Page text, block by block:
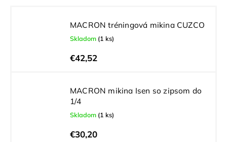
MACRON tréningová mikina CUZCO
Skladom (1 ks)
€42,52
MACRON mikina Isen so zipsom do
1/4
Skladom (1 ks)
€30,20